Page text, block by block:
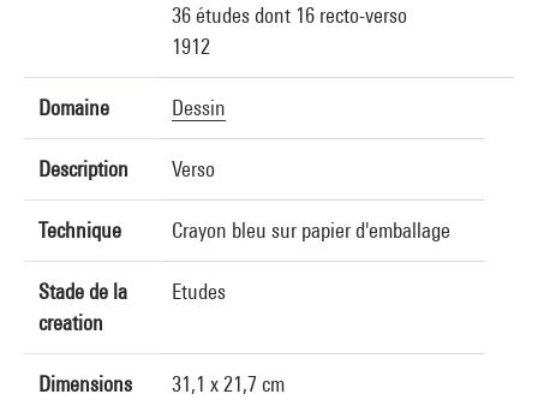
36 études dont 16 recto-verso
1912
Domaine Dessin
Description Verso
Technique Crayon bleu sur papier d'emballage
Stade de la
creation
Etudes
Dimensions 31,1 x 21,7 cm